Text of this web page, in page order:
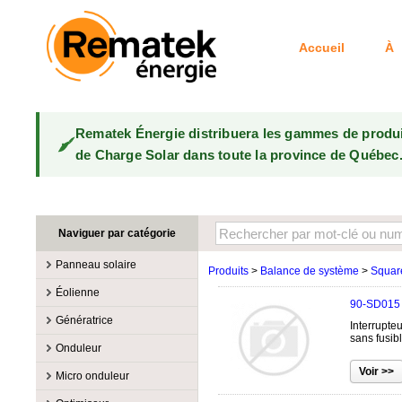
Accueil À
Rematek Énergie distribuera les gammes de
de Charge Solar dans toute la province de Québec.
Naviguer par catégorie
Panneau solaire
Fabricants
FlagSun
Hanwha
JA Solar
200W @ 299W
300W @ 399W
400W @ 499W
Éolienne
Fabricants
Éoliennes 15kW
Génératrice
Fabricants
Onduleur
Fabricants
Micro onduleur
Produits > Balance de système >
90-SD015
sans